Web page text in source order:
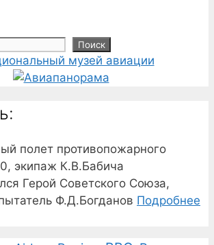
Поиск
полет противопожарного
экипаж К.В.Бабича
Герой Советского Союза,
Ф.Д.Богданов Подробнее